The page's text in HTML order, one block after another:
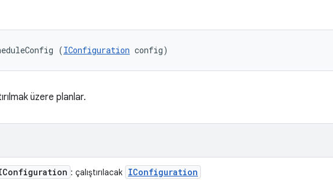
(IConfiguration config)
üzere planlar.
: çalıştırılacak IConfiguration